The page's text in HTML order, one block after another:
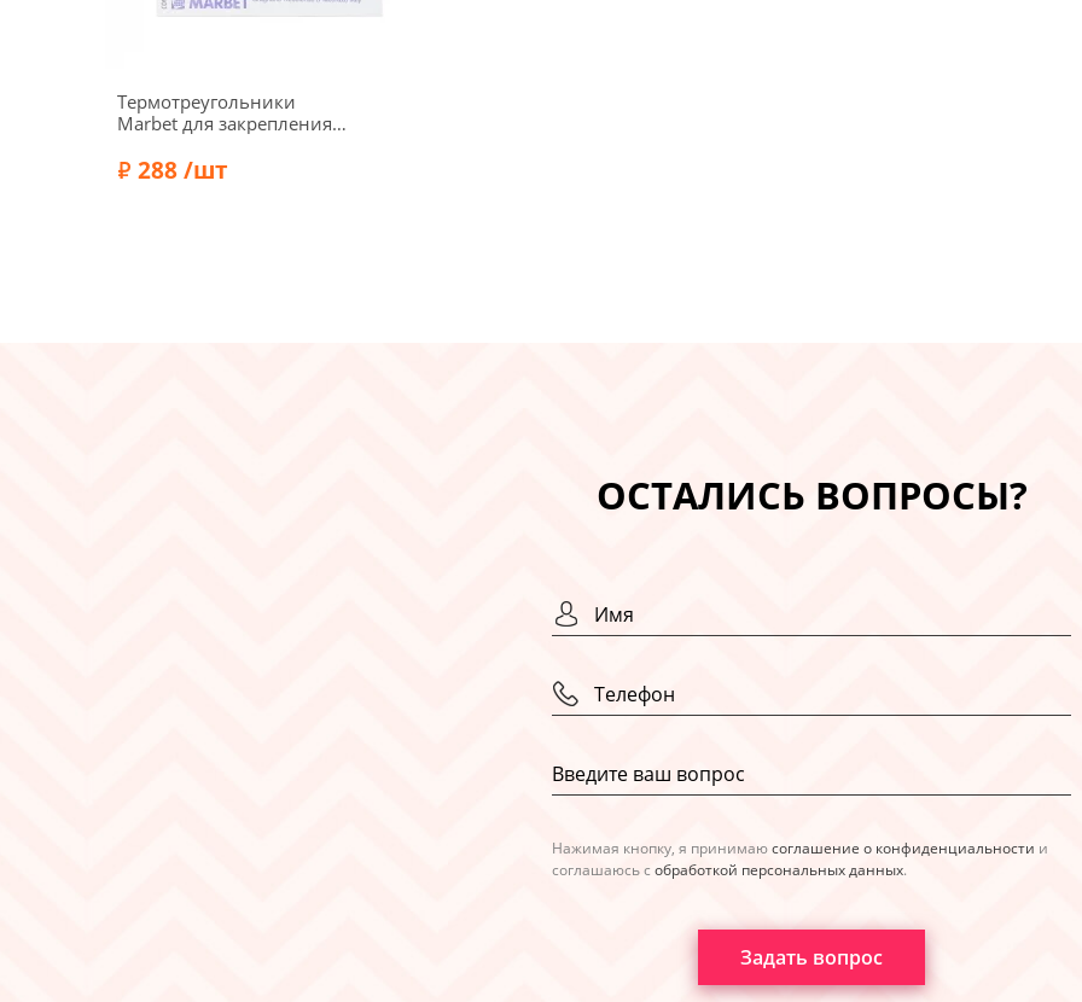
Термотреугольники
Marbet для закрепления
шт., коричневый
288 /шт
ОСТАЛИСЬ ВОПРОСЫ?
Нажимая кнопку, я принимаюсоглашение о конфиденциальности и
соглашаюсь с обработкой персональных данных.
Задать вопрос